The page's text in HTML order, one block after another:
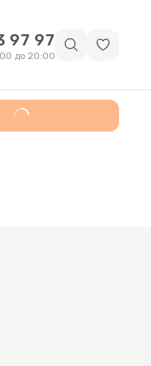
97 97
до 20:00